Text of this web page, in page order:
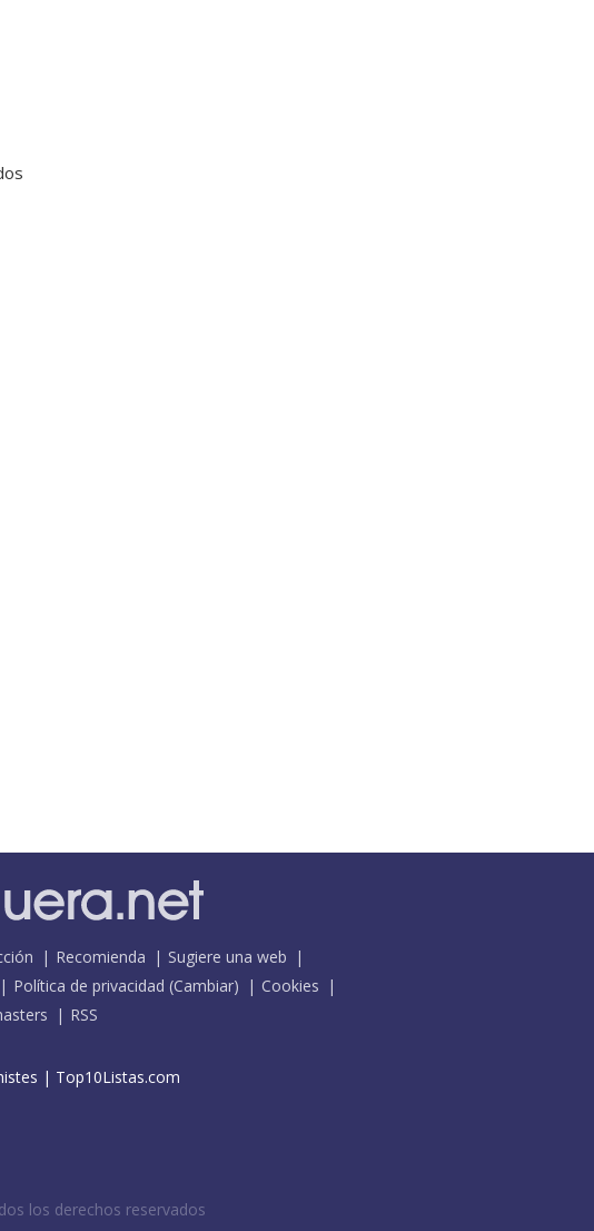
Recomienda
Sugiere una web
Política de privacidad (Cambiar)
Cookies
RSS
| Top10Listas.com
los derechos reservados